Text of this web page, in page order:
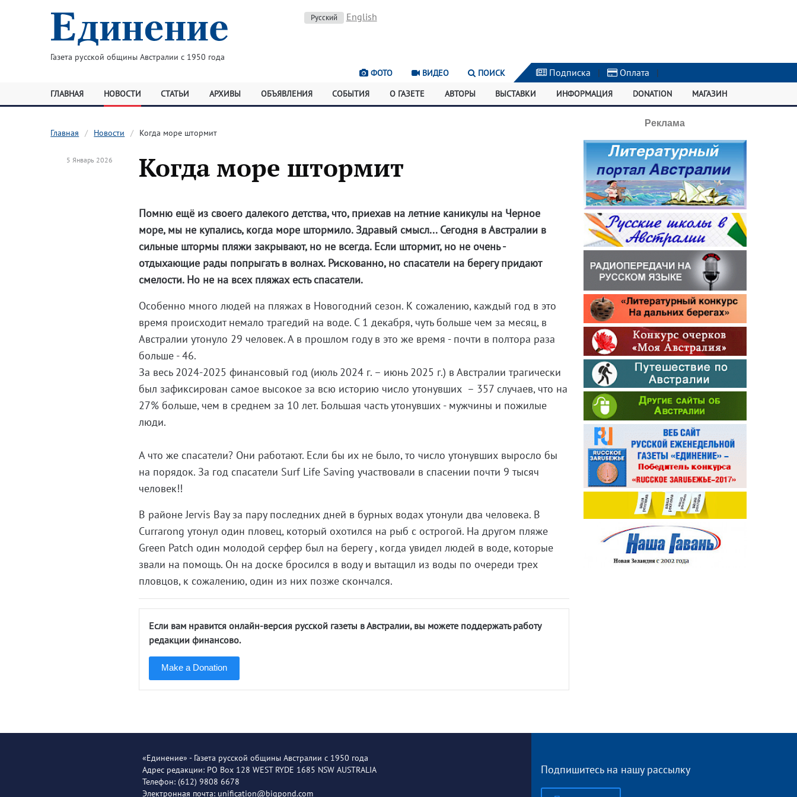
Газета русской общины Австралии с 1950 года
Русский English
ФОТО ВИДЕО ПОИСК Подписка | Оплата |
ГЛАВНАЯ НОВОСТИ СТАТЬИ АРХИВЫ ОБЪЯВЛЕНИЯ СОБЫТИЯ О ГАЗЕТЕ АВТОРЫ ВЫСТАВКИ ИНФОРМАЦИЯ DONATION МАГАЗИН
Главная Новости Когда море штормит
5 Январь 2026 Когда море штормит
Помню ещё из своего далекого детства, что, приехав на летние каникулы на Черное
море, мы не купались, когда море штормило. Здравый смысл... Сегодня в Австралии в
сильные штормы пляжи закрывают, но не всегда. Если штормит, но не очень -
отдыхающие рады попрыгать в волнах. Рискованно, но спасатели на берегу придают
смелости. Но не на всех пляжах есть спасатели.
Особенно много людей на пляжах в Новогодний сезон. К сожалению, каждый год в это
время происходит немало трагедий на воде. С 1 декабря, чуть больше чем за месяц, в
Австралии утонуло 29 человек. А в прошлом году в это же время - почти в полтора раза
больше - 46.
За весь 2024-2025 финансовый год (июль 2024 г. – июнь 2025 г.) в Австралии трагически
был зафиксирован самое высокое за всю историю число утонувших – 357 случаев, что на
27% больше, чем в среднем за 10 лет. Большая часть утонувших - мужчины и пожилые
люди.
А что же спасатели? Они работают. Если бы их не было, то число утонувших выросло бы
на порядок. За год спасатели Surf Life Saving участвовали в спасении почти 9 тысяч
человек!!
В районе Jervis Bay за пару последних дней в бурных водах утонули два человека. В
Currarong утонул один пловец, который охотился на рыб с острогой. На другом пляже
Green Patch один молодой серфер был на берегу , когда увидел людей в воде, которые
звали на помощь. Он на доске бросился в воду и вытащил из воды по очереди трех
пловцов, к сожалению, один из них позже скончался.
Если вам нравится онлайн-версия русской газеты в Австралии, вы можете поддержать работу
редакции финансово.
Make a Donation
Реклама
«Единение» - Газета русской общины Австралии с 1950 года
Адрес редакции: PO Box 128 WEST RYDE 1685 NSW AUSTRALIA
Телефон: (612) 9808 6678
Электронная почта: unification@bigpond.com
Подпишитесь на нашу рассылку